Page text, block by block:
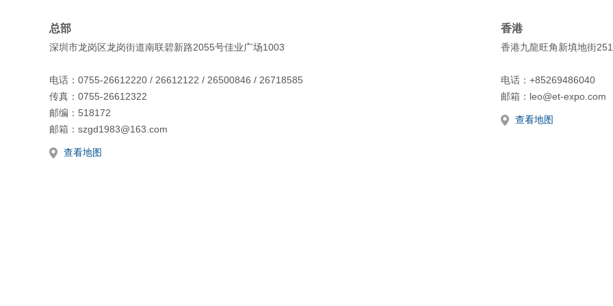
总部
深圳市龙岗区龙岗街道南联碧新路2055号佳业广场1003
电话：0755-26612220 / 26612122 / 26500846 / 26718585
传真：0755-26612322
邮编：518172
邮箱：szgd1983@163.com
查看地图
香港
香港九龍旺角新填地街
电话：+85269486040
邮箱：leo@et-expo.com
查看地图